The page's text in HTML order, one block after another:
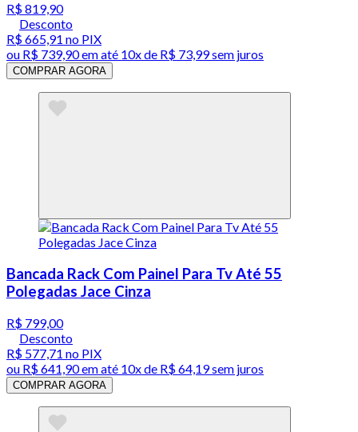
R$ 819,90
Desconto
R$ 665,91 no PIX
ou R$ 739,90em até 10x de R$ 73,99 sem juros
COMPRAR AGORA
Bancada Rack Com Painel Para Tv Até 55
Polegadas Jace Cinza
R$ 799,00
Desconto
R$ 577,71 no PIX
ou R$ 641,90em até 10x de R$ 64,19 sem juros
COMPRAR AGORA